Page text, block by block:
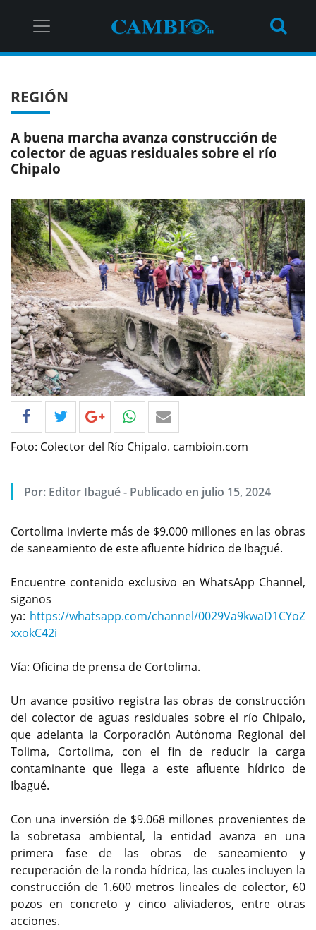
REGIÓN
A buena marcha avanza construcción de
colector de aguas residuales sobre el río
Chipalo
Foto: Colector del Río Chipalo. cambioin.com
Por: Editor Ibagué - Publicado en julio 15, 2024
Cortolima invierte más de $9.000 millones en las obras
de saneamiento de este afluente hídrico de Ibagué.
Encuentre contenido exclusivo en WhatsApp Channel,
siganos
ya: https://whatsapp.com/channel/0029Va9kwaD1CYoZ
xxokC42i
Vía: Oficina de prensa de Cortolima.
Un avance positivo registra las obras de construcción
del colector de aguas residuales sobre el río Chipalo,
que adelanta la Corporación Autónoma Regional del
Tolima, Cortolima, con el fin de reducir la carga
contaminante que llega a este afluente hídrico de
Ibagué.
Con una inversión de $9.068 millones provenientes de
la sobretasa ambiental, la entidad avanza en una
primera fase de las obras de saneamiento y
recuperación de la ronda hídrica, las cuales incluyen la
construcción de 1.600 metros lineales de colector, 60
pozos en concreto y cinco aliviaderos, entre otras
acciones.